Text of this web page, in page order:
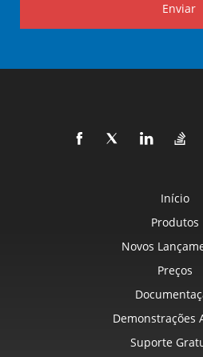
Enviar
Início
Produtos
Novos
Preços
Demonstrações
Suporte